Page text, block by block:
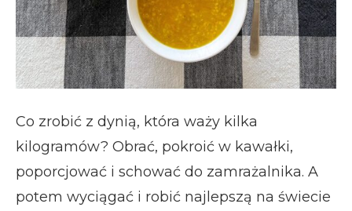
Co zrobić z dynią, która waży kilka
kilogramów? Obrać, pokroić w kawałki,
poporcjować i schować do zamrażalnika. A
potem wyciągać i robić najlepszą na świecie